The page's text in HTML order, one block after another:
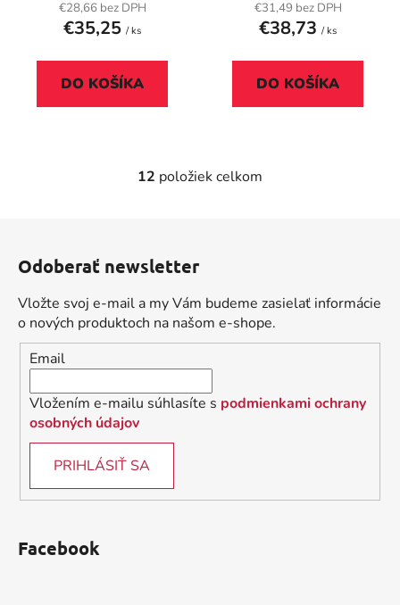
€28,66 bez DPH
€35,25 / ks
DO KOŠÍKA
€31,49 bez DPH
€38,73 / ks
DO KOŠÍKA
O
d
c
i
e
p
v
p
12 položiek celkom
Odoberať newsletter
Vložte svoj e-mail a my Vám budeme zasielať informácie
o nových produktoch na našom e-shope.
Email
Vložením e-mailu súhlasíte s podmienkami ochrany
osobných údajov
PRIHLÁSIŤ SA
Facebook